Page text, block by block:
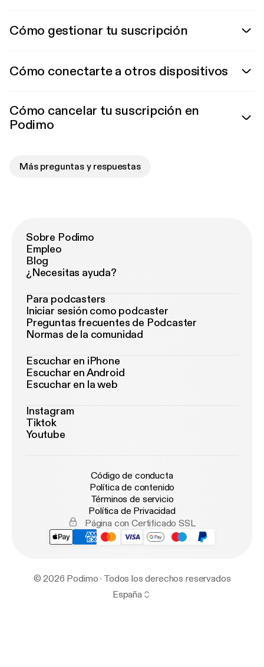
Cómo gestionar tu suscripción
Cómo conectarte a otros dispositivos
Cómo cancelar tu suscripción en
Podimo
Más preguntas y respuestas
Sobre Podimo
Empleo
Blog
¿Necesitas ayuda?
Para podcasters
Iniciar sesión como podcaster
Preguntas frecuentes de Podcaster
Normas de la comunidad
Escuchar en iPhone
Escuchar en Android
Escuchar en la web
Instagram
Tiktok
Youtube
Código de conducta
Política de contenido
Términos de servicio
Política de Privacidad
Página con Certificado SSL
© 2026 Podimo · Todos los derechos reservados
España